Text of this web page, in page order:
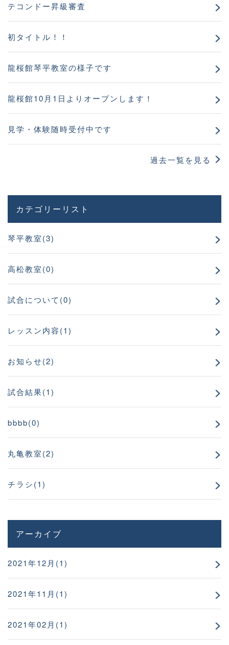
テコンドー昇級審査
初タイトル！！
龍桜館琴平教室の様子です
龍桜館10月1日よりオープンします！
見学・体験随時受付中です
過去一覧を見る
カテゴリーリスト
琴平教室(3)
高松教室(0)
試合について(0)
レッスン内容(1)
お知らせ(2)
試合結果(1)
bbbb(0)
丸亀教室(2)
チラシ(1)
アーカイブ
2021年12月(1)
2021年11月(1)
2021年02月(1)